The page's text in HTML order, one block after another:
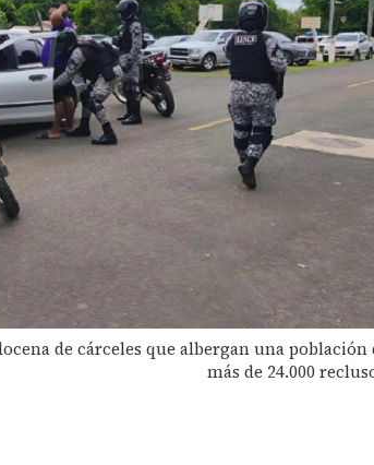
de cárceles que albergan una población
más de 24.000